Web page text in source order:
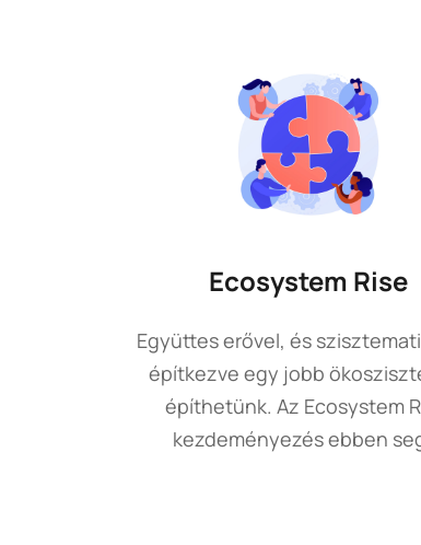
Ecosystem Rise
Együttes erővel, és
építkezve egy jobb
építhetünk. Az Ecosystem
kezdeményezés ebben